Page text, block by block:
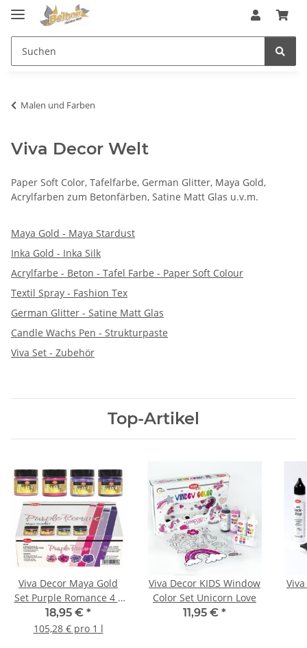
Malen und Farben
Viva Decor Welt
Paper Soft Color, Tafelfarbe, German Glitter, Maya Gold,
Acrylfarben zum Betonfärben, Satine Matt Glas u.v.m.
Maya Gold - Maya Stardust
Inka Gold - Inka Silk
Acrylfarbe - Beton - Tafel Farbe - Paper Soft Colour
Textil Spray - Fashion Tex
German Glitter - Satine Matt Glas
Candle Wachs Pen - Strukturpaste
Viva Set - Zubehör
Top-Artikel
Viva Decor Maya Gold
Set Purple Romance 4 x
45ml
18,95 € *
105,28 € pro 1 l
Viva Decor KIDS Window
Color Set Unicorn Love
11,95 € *